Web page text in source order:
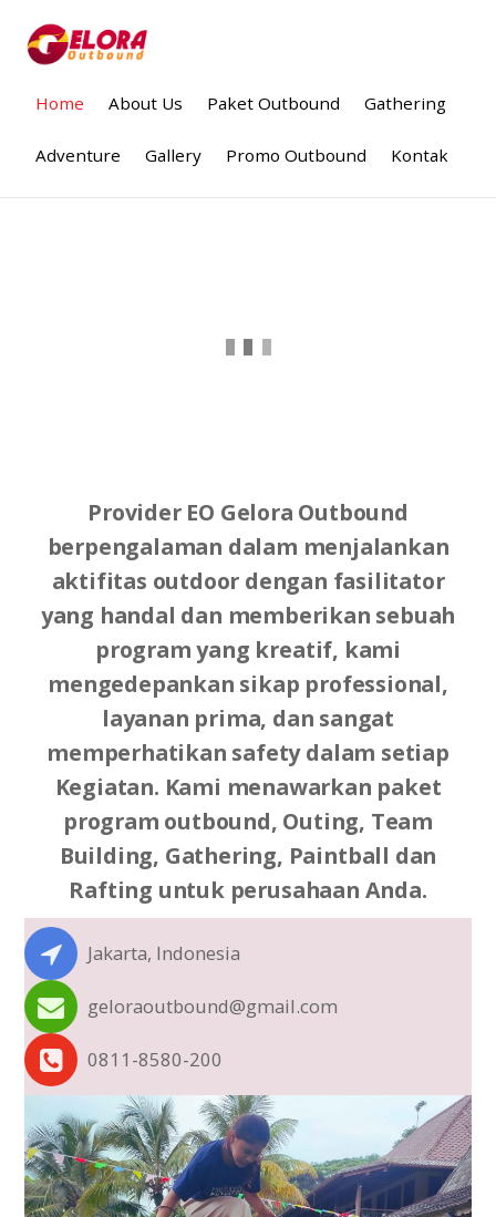
Home About Us Paket Outbound Gathering
Adventure Gallery Promo Outbound Kontak
Provider EO Gelora Outbound
berpengalaman dalam menjalankan
aktifitas outdoor dengan fasilitator
yang handal dan memberikan sebuah
program yang kreatif, kami
mengedepankan sikap professional,
layanan prima, dan sangat
memperhatikan safety dalam setiap
Kegiatan. Kami menawarkan paket
program outbound, Outing, Team
Building, Gathering, Paintball dan
Rafting untuk perusahaan Anda.
Jakarta, Indonesia
geloraoutbound@gmail.com
0811-8580-200